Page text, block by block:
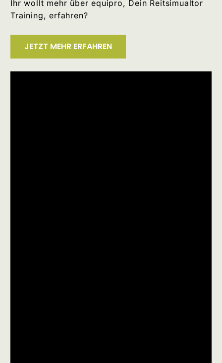
Ihr wollt mehr über equipro, Dein Reitsimualtor
Training, erfahren?
JETZT MEHR ERFAHREN